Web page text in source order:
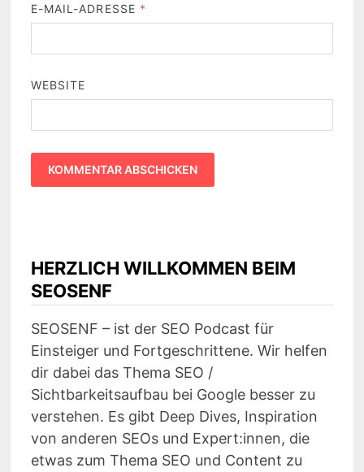
E-MAIL-ADRESSE *
WEBSITE
HERZLICH WILLKOMMEN BEIM
SEOSENF
SEOSENF – ist der SEO Podcast für
Einsteiger und Fortgeschrittene. Wir helfen
dir dabei das Thema SEO /
Sichtbarkeitsaufbau bei Google besser zu
verstehen. Es gibt Deep Dives, Inspiration
von anderen SEOs und Expert:innen, die
etwas zum Thema SEO und Content zu